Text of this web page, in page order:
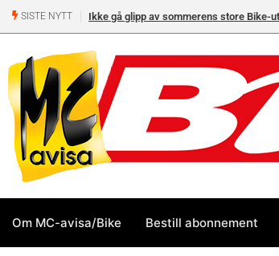
SISTE NYTT Ikke gå glipp av sommerens store Bike-
Om MC-avisa/Bike Bestill abonnement